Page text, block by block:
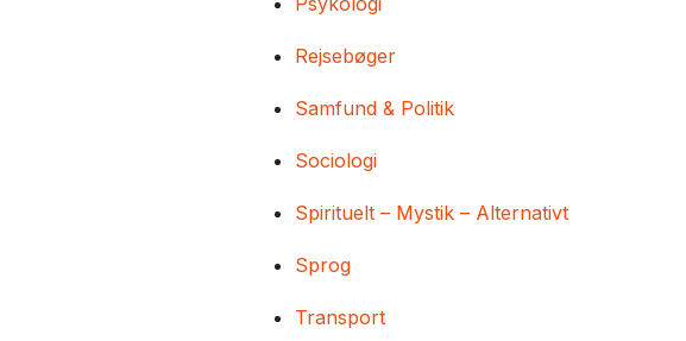
Rejsebøger
Samfund & Politik
Sociologi
Spirituelt – Mystik – Alternativt
Sprog
Transport